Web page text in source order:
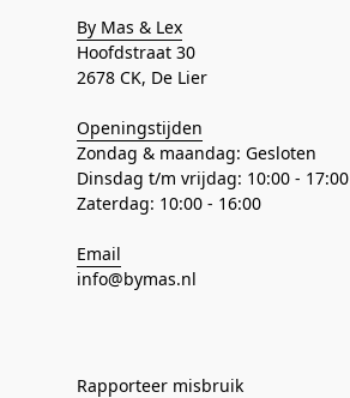
By Mas & Lex
Hoofdstraat 30
2678 CK, De Lier
Openingstijden
Zondag & maandag: Gesloten
Dinsdag t/m vrijdag: 10:00 - 17:00
Zaterdag: 10:00 - 16:00
Email
info@bymas.nl
Rapporteer misbruik